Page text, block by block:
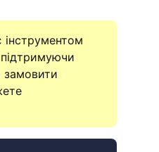
інструментом
підтримуючи
замовити